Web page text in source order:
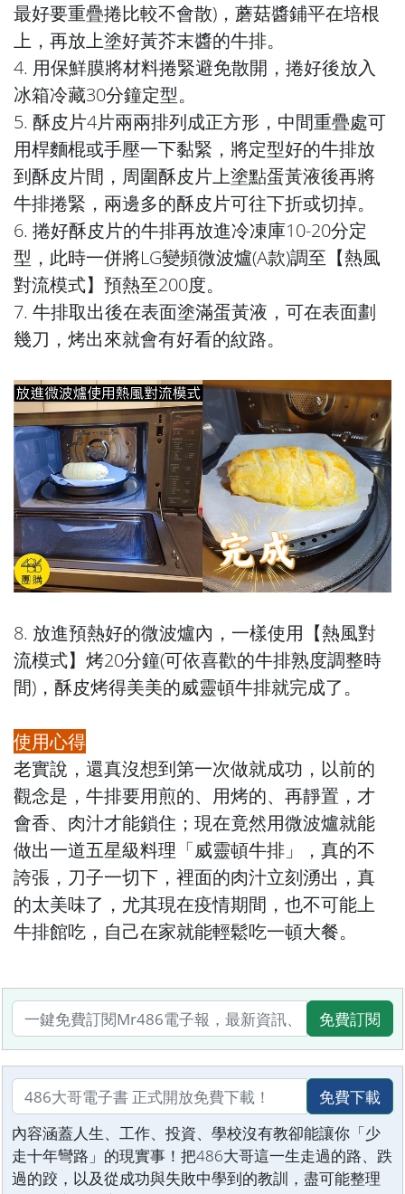
最好要重疊捲比較不會散)，蘑菇醬鋪平在培根
上，再放上塗好黃芥末醬的牛排。
4. 用保鮮膜將材料捲緊避免散開，捲好後放入
冰箱冷藏30分鐘定型。
5. 酥皮片4片兩兩排列成正方形，中間重疊處可
用桿麵棍或手壓一下黏緊，將定型好的牛排放
到酥皮片間，周圍酥皮片上塗點蛋黃液後再將
牛排捲緊，兩邊多的酥皮片可往下折或切掉。
6. 捲好酥皮片的牛排再放進冷凍庫10-20分定
型，此時一併將LG變頻微波爐(A款)調至【熱風
對流模式】預熱至200度。
7. 牛排取出後在表面塗滿蛋黃液，可在表面劃
幾刀，烤出來就會有好看的紋路。
8. 放進預熱好的微波爐內，一樣使用【熱風對
流模式】烤20分鐘(可依喜歡的牛排熟度調整時
間)，酥皮烤得美美的威靈頓牛排就完成了。
使用心得
老實說，還真沒想到第一次做就成功，以前的
觀念是，牛排要用煎的、用烤的、再靜置，才
會香、肉汁才能鎖住；現在竟然用微波爐就能
做出一道五星級料理「威靈頓牛排」，真的不
誇張，刀子一切下，裡面的肉汁立刻湧出，真
的太美味了，尤其現在疫情期間，也不可能上
牛排館吃，自己在家就能輕鬆吃一頓大餐。
免費訂閱
免費下載
內容涵蓋人生、工作、投資、學校沒有教卻能讓你「少
走十年彎路」的現實事！把486大哥這一生走過的路、跌
過的跤，以及從成功與失敗中學到的教訓，盡可能整理